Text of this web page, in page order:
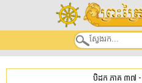
បិដក ភាគ ៣៧ -